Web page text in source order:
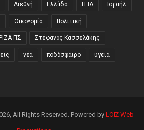
Διεθνή Ελλάδα ΗΠΑ Ισραήλ
Οικονομία Πολιτική
ΠΣ Στέφανος Κασσελάκης
νέα ποδόσφαιρο υγεία
All Rights Reserved. Powered by LOIZ Web